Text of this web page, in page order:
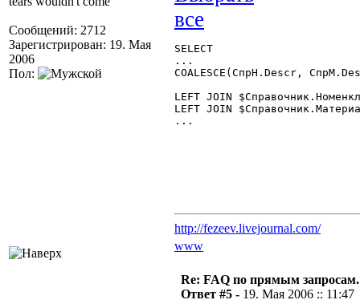
Сообщений: 2712
Зарегистрирован: 19. Мая
2006
Пол:
SELECT
...
COALESCE(СпрН.Descr,
LEFT JOIN
LEFT JOIN
...
http://fezeev.livejournal.com/
www
Re: FAQ по прямым запросам.
Ответ #5 - 19. Мая 2006 :: 11:47